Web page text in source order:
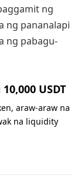
ng
ng pananalapi
ng pabagu-
USDT
araw-araw na
na liquidity